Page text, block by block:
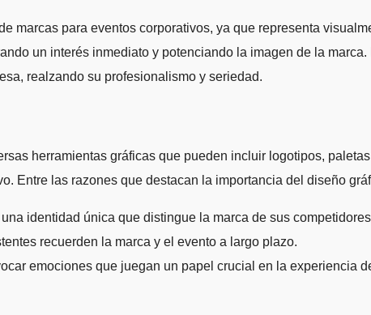
marcas para eventos corporativos, ya que representa
un interés inmediato y potenciando la imagen de la
realzando su profesionalismo y seriedad.
herramientas gráficas que pueden incluir logotipos,
Entre las razones que destacan la importancia del diseño
identidad única que distingue la marca de sus
recuerden la marca y el evento a largo plazo.
emociones que juegan un papel crucial en la experiencia